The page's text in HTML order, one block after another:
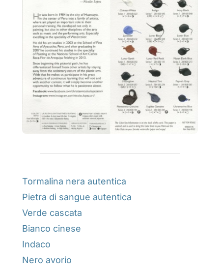
Tormalina nera autentica
Pietra di sangue autentica
Verde cascata
Bianco cinese
Indaco
Nero avorio